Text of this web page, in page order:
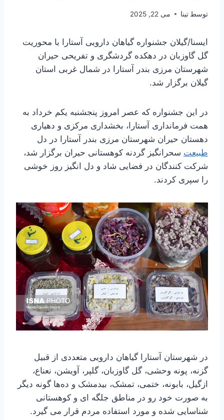
توسط تینا می 22, 2025
ایسنا/گیلان جشنواره گیاهان دارویی آستارا با محوریت
گل گاوزبان در دهکده گردشگری و تفریحی حیران
شهرستان مرزی بندر آستارا در شمال غربی استان
گیلان برگزار شد.
در این جشنواره که عصر امروز پنجشنبه یکم خرداد به
همت فرمانداری آستارا، بخشداری مرکزی و دهیاری
دهستان حیران شهرستان مرزی بندر آستارا در دل
طبیعت سحرانگیز گردنه کوهستانی حیران برگزار شد،
شرکت کنندگان در فضایی شاد و دل انگیز روز خوشی
را سپری کردند.
در شهرستان آستارا گیاهان دارویی متعددی از قبیل
گزنه، پونه وحشی، گل گاوزبان، گلپر، آویشن، نعناع،
ازگیل، بابونه، ختمی، تمشک، بیدمشک و ده‌ها گونه دیگر
به صورت خود رو در مناطق جلگه ای و کوهستانی
شناسایی شده و مورد استفاده مردم قرار می گیرد.